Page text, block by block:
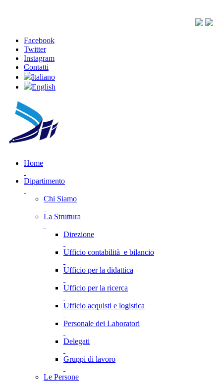
Facebook
Twitter
Instagram
Contatti
Italiano
English
Home
Dipartimento
Chi Siamo
La Struttura
Direzione
Ufficio contabilità e bilancio
Ufficio per la didattica
Ufficio per la ricerca
Ufficio acquisti e logistica
Personale dei Laboratori
Delegati
Gruppi di lavoro
Le Persone